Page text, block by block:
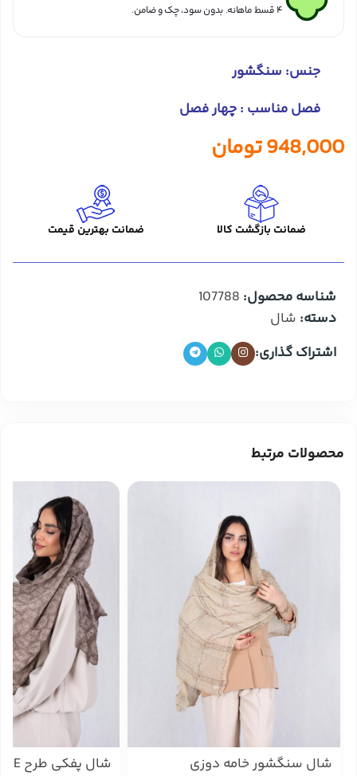
۴ قسط ماهانه. بدون سود، چک و ضامن.
جنس: سنگشور
فصل مناسب : چهار فصل
948,000تومان
ضمانت بازگشت کالا ضمانت بهترین قیمت
شناسه محصول: 107788
دسته: شال
اشتراک گذاری:
محصولات مرتبط
شال سنگشور خامه دوزی شال پفکی طرح LOEWE